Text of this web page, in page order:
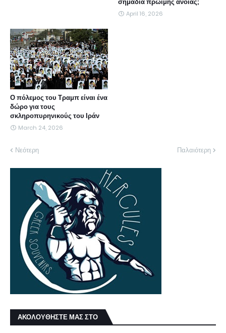
σημάδια πρώιμης άνοιας;
April 16, 2026
Ο πόλεμος του Τραμπ είναι ένα
δώρο για τους
σκληροπυρηνικούς του Ιράν
March 24, 2026
Νεότερη Παλαιότερη
ΑΚΟΛΟΥΘΗΣΤΕ ΜΑΣ ΣΤΟ